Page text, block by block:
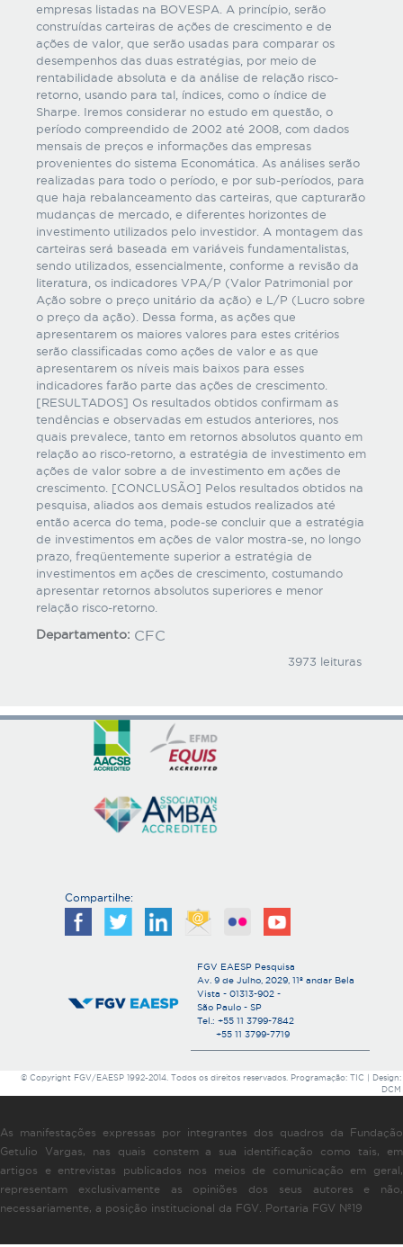
empresas listadas na BOVESPA. A princípio, serão
construídas carteiras de ações de crescimento e de
ações de valor, que serão usadas para comparar os
desempenhos das duas estratégias, por meio de
rentabilidade absoluta e da análise de relação risco-
retorno, usando para tal, índices, como o índice de
Sharpe. Iremos considerar no estudo em questão, o
período compreendido de 2002 até 2008, com dados
mensais de preços e informações das empresas
provenientes do sistema Economática. As análises serão
realizadas para todo o período, e por sub-períodos, para
que haja rebalanceamento das carteiras, que capturarão
mudanças de mercado, e diferentes horizontes de
investimento utilizados pelo investidor. A montagem das
carteiras será baseada em variáveis fundamentalistas,
sendo utilizados, essencialmente, conforme a revisão da
literatura, os indicadores VPA/P (Valor Patrimonial por
Ação sobre o preço unitário da ação) e L/P (Lucro sobre
o preço da ação). Dessa forma, as ações que
apresentarem os maiores valores para estes critérios
serão classificadas como ações de valor e as que
apresentarem os níveis mais baixos para esses
indicadores farão parte das ações de crescimento.
[RESULTADOS] Os resultados obtidos confirmam as
tendências e observadas em estudos anteriores, nos
quais prevalece, tanto em retornos absolutos quanto em
relação ao risco-retorno, a estratégia de investimento em
ações de valor sobre a de investimento em ações de
crescimento. [CONCLUSÃO] Pelos resultados obtidos na
pesquisa, aliados aos demais estudos realizados até
então acerca do tema, pode-se concluir que a estratégia
de investimentos em ações de valor mostra-se, no longo
prazo, freqüentemente superior a estratégia de
investimentos em ações de crescimento, costumando
apresentar retornos absolutos superiores e menor
relação risco-retorno.
Departamento: CFC
3973 leituras
Compartilhe:
FGV EAESP Pesquisa
Av. 9 de Julho, 2029, 11º andar Bela
Vista - 01313-902 -
São Paulo - SP
Tel.: +55 11 3799-7842
+55 11 3799-7719
© Copyright FGV/EAESP 1992-2014. Todos os direitos reservados. Programação: TIC | Design:
DCM
As manifestações expressas por integrantes dos quadros da Fundação
Getulio Vargas, nas quais constem a sua identificação como tais, em
artigos e entrevistas publicados nos meios de comunicação em geral,
representam exclusivamente as opiniões dos seus autores e não,
necessariamente, a posição institucional da FGV. Portaria FGV Nº19